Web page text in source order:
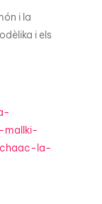
i la
i els
mallki-
la-